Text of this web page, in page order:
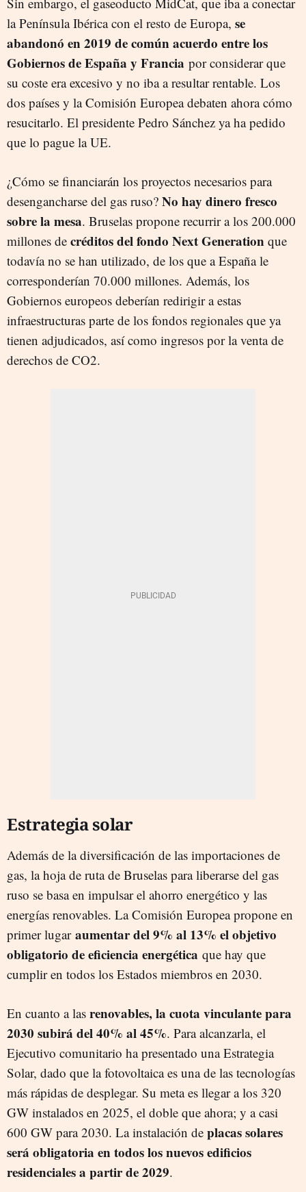
la Península Ibérica con el resto de Europa, se
abandonó en 2019 de común acuerdo entre los
Gobiernos de España y Francia por considerar que
su coste era excesivo y no iba a resultar rentable. Los
dos países y la Comisión Europea debaten ahora cómo
resucitarlo. El presidente Pedro Sánchez ya ha pedido
que lo pague la UE.
¿Cómo se financiarán los proyectos necesarios para
desengancharse del gas ruso? No hay dinero fresco
sobre la mesa. Bruselas propone recurrir a los 200.000
millones de créditos del fondo Next Generation que
todavía no se han utilizado, de los que a España le
corresponderían 70.000 millones. Además, los
Gobiernos europeos deberían redirigir a estas
infraestructuras parte de los fondos regionales que ya
tienen adjudicados, así como ingresos por la venta de
derechos de CO2.
Estrategia solar
Además de la diversificación de las importaciones de
gas, la hoja de ruta de Bruselas para liberarse del gas
ruso se basa en impulsar el ahorro energético y las
energías renovables. La Comisión Europea propone en
primer lugar aumentar del 9% al 13% el objetivo
obligatorio de eficiencia energética que hay que
cumplir en todos los Estados miembros en 2030.
En cuanto a las renovables, la cuota vinculante para
2030 subirá del 40% al 45%. Para alcanzarla, el
Ejecutivo comunitario ha presentado una Estrategia
Solar, dado que la fotovoltaica es una de las tecnologías
más rápidas de desplegar. Su meta es llegar a los 320
GW instalados en 2025, el doble que ahora; y a casi
600 GW para 2030. La instalación de placas solares
será obligatoria en todos los nuevos edificios
residenciales a partir de 2029.